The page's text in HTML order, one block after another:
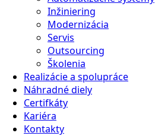
Inžiniering
Modernizácia
Servis
Outsourcing
Školenia
Realizácie a spolupráce
Náhradné diely
Certifkáty
Kariéra
Kontakty